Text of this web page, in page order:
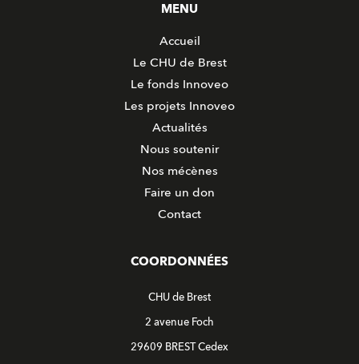
MENU
Accueil
Le CHU de Brest
Le fonds Innoveo
Les projets Innoveo
Actualités
Nous soutenir
Nos mécènes
Faire un don
Contact
COORDONNÉES
CHU de Brest
2 avenue Foch
29609 BREST Cedex